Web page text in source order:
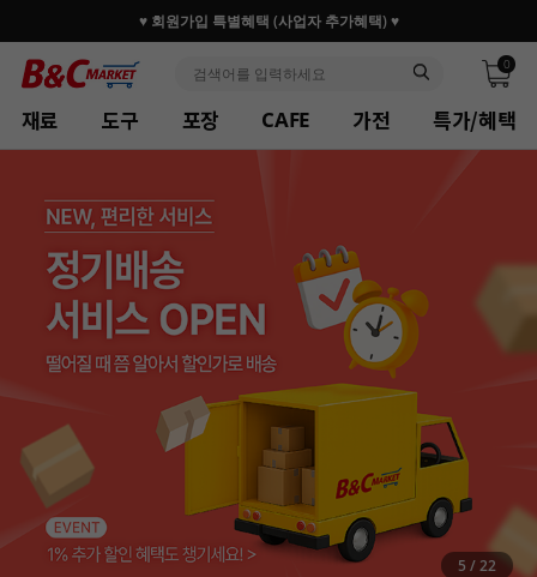
30만 홈베이커 1.2만 사업자가 즐겨찾는 마켓리더
0
재료 도구 포장 CAFE 가전 특가/혜택
5 /22